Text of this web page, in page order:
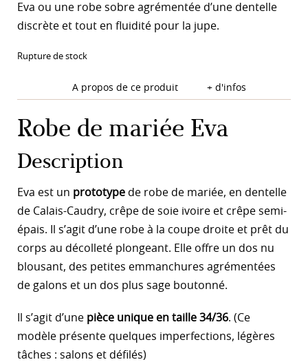
Eva ou une robe sobre agrémentée d’une dentelle
discrète et tout en fluidité pour la jupe.
Rupture de stock
A propos de ce produit + d'infos
Robe de mariée Eva
Description
Eva est un prototype de robe de mariée, en dentelle
de Calais-Caudry, crêpe de soie ivoire et crêpe semi-
épais. Il s’agit d’une robe à la coupe droite et prêt du
corps au décolleté plongeant. Elle offre un dos nu
blousant, des petites emmanchures agrémentées
de galons et un dos plus sage boutonné.
Il s’agit d’une pièce unique en taille 34/36. (Ce
modèle présente quelques imperfections, légères
tâches : salons et défilés)